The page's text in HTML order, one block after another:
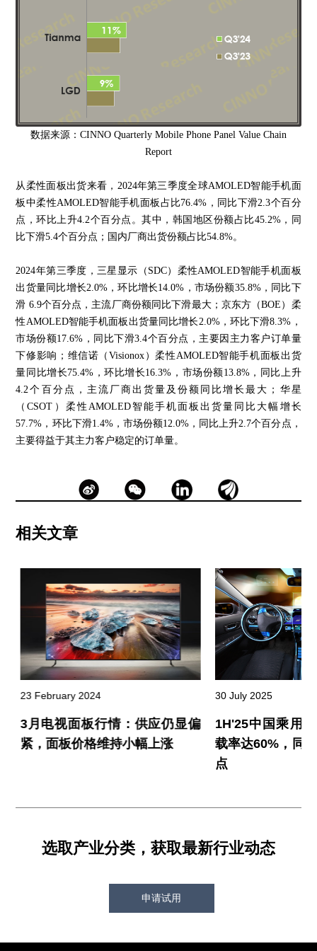
数据来源：CINNO Quarterly Mobile Phone Panel Value Chain
Report
从柔性面板出货来看，2024年第三季度全球AMOLED智能手机面
板中柔性AMOLED智能手机面板占比76.4%，同比下滑2.3个百分
点，环比上升4.2个百分点。其中，韩国地区份额占比45.2%，同
比下滑5.4个百分点；国内厂商出货份额占比54.8%。
2024年第三季度，三星显示（SDC）柔性AMOLED智能手机面板
出货量同比增长2.0%，环比增长14.0%，市场份额35.8%，同比下
滑 6.9个百分点，主流厂商份额同比下滑最大；京东方（BOE）柔
性AMOLED智能手机面板出货量同比增长2.0%，环比下滑8.3%，
市场份额17.6%，同比下滑3.4个百分点，主要因主力客户订单量
下修影响；维信诺（Visionox）柔性AMOLED智能手机面板出货
量同比增长75.4%，环比增长16.3%，市场份额13.8%，同比上升
4.2个百分点，主流厂商出货量及份额同比增长最大；华星
（CSOT）柔性AMOLED智能手机面板出货量同比大幅增长
57.7%，环比下滑1.4%，市场份额12.0%，同比上升2.7个百分点，
主要得益于其主力客户稳定的订单量。
相关文章
23 February 2024
3月电视面板行情：供应仍显偏
紧，面板价格维持小幅上涨
30 July 2025
1H'25中国乘用
载率达60%，同
点
选取产业分类，获取最新行业动态
申请试用